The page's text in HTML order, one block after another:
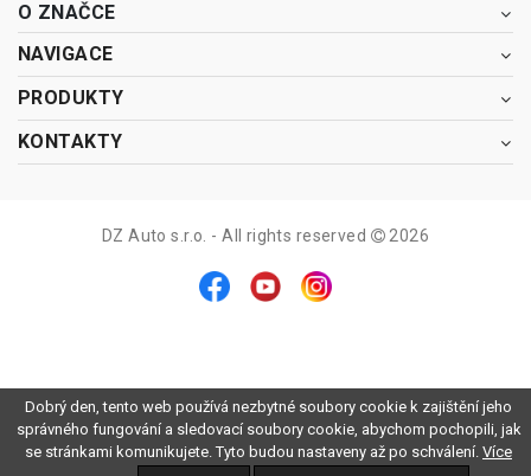
O ZNAČCE
NAVIGACE
PRODUKTY
KONTAKTY
DZ Auto s.r.o. - All rights reserved 2026
Dobrý den, tento web používá nezbytné soubory cookie k zajištění jeho
správného fungování a sledovací soubory cookie, abychom pochopili, jak
se stránkami komunikujete. Tyto budou nastaveny až po schválení. Více